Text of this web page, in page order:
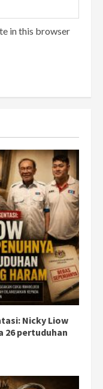
in this browser
Nicky Liow
26 pertuduhan